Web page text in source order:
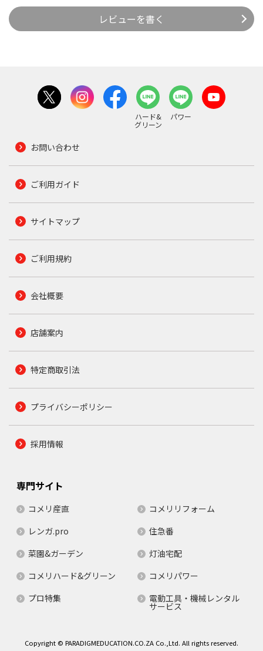
レビューを書く
ハード&
グリーン
パワー
お問い合わせ
ご利用ガイド
サイトマップ
ご利用規約
会社概要
店舗案内
特定商取引法
プライバシーポリシー
採用情報
専門サイト
コメリ産直
コメリリフォーム
レンガ.pro
住急番
菜園&ガーデン
灯油宅配
コメリハード&グリーン
コメリパワー
プロ特集
電動工具・機械レンタル
サービス
Copyright © PARADIGMEDUCATION.CO.ZA Co.,Ltd. All rights reserved.